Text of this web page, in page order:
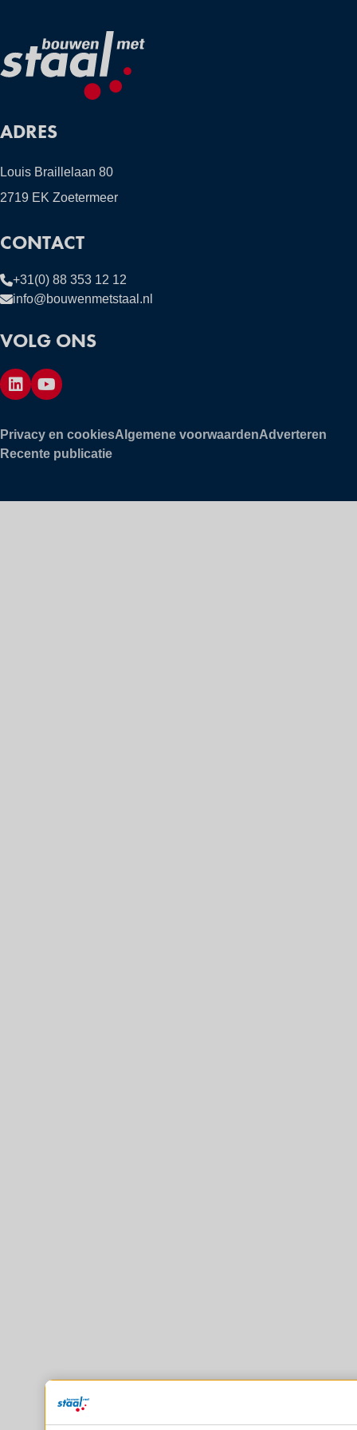
ADRES
Louis Braillelaan 80
2719 EK Zoetermeer
CONTACT
+31(0) 88 353 12 12
info@bouwenmetstaal.nl
VOLG ONS
Privacy en cookiesAlgemene voorwaardenAdverteren
Recente publicatie